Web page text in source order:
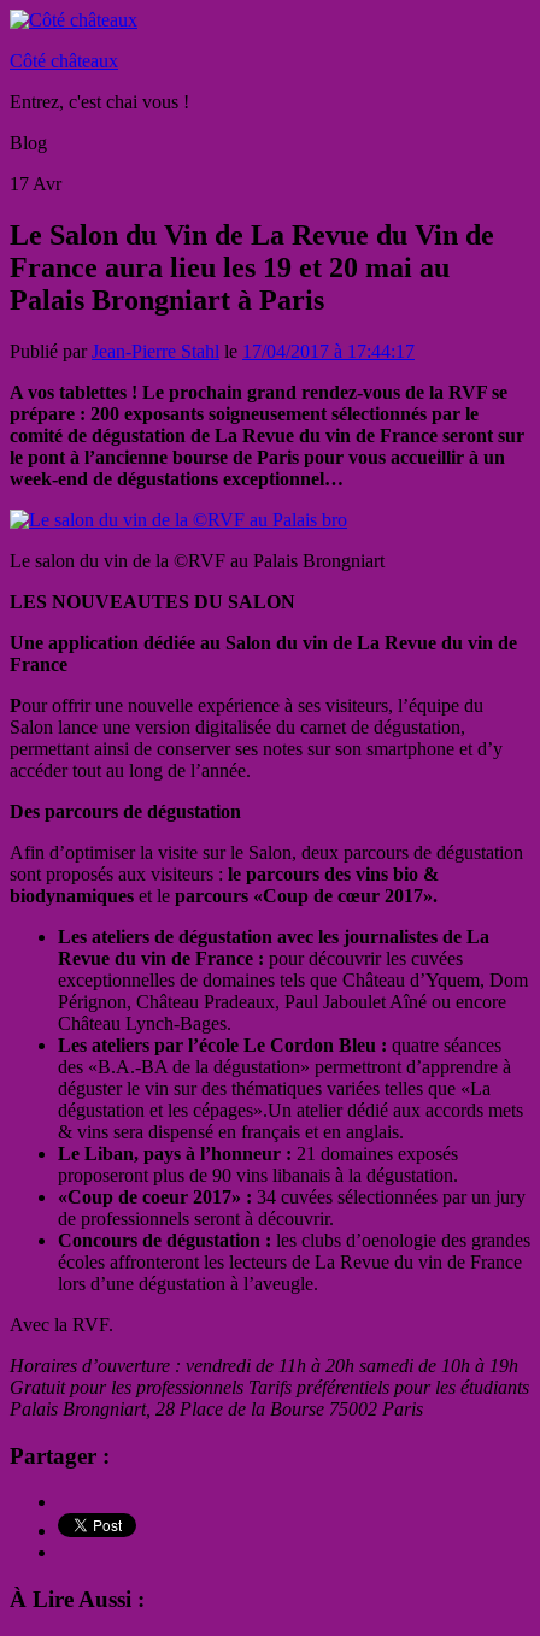
Côté châteaux
Entrez, c'est chai vous !
Blog
17 Avr
Le Salon du Vin de La Revue du Vin de
France aura lieu les 19 et 20 mai au
Palais Brongniart à Paris
Publié parJean-Pierre Stahl le 17/04/2017 à 17:44:17
A vos tablettes ! Le prochain grand rendez-vous de la RVF se
prépare : 200 exposants soigneusement sélectionnés par le
comité de dégustation de La Revue du vin de France seront sur
le pont à l’ancienne bourse de Paris pour vous accueillir à un
week-end de dégustations exceptionnel…
Le salon du vin de la ©RVF au Palais Brongniart
LES NOUVEAUTES DU SALON
Une application dédiée au Salon du vin de La Revue du vin de
France
Pour offrir une nouvelle expérience à ses visiteurs, l’équipe du
Salon lance une version digitalisée du carnet de dégustation,
permettant ainsi de conserver ses notes sur son smartphone et d’y
accéder tout au long de l’année.
Des parcours de dégustation
Afin d’optimiser la visite sur le Salon, deux parcours de dégustation
sont proposés aux visiteurs : le parcours des vins bio &
biodynamiques et le parcours «Coup de cœur 2017».
Les ateliers de dégustation avec les journalistes de La
Revue du vin de France : pour découvrir les cuvées
exceptionnelles de domaines tels que Château d’Yquem, Dom
Pérignon, Château Pradeaux, Paul Jaboulet Aîné ou encore
Château Lynch-Bages.
Les ateliers par l’école Le Cordon Bleu : quatre séances
des «B.A.-BA de la dégustation» permettront d’apprendre à
déguster le vin sur des thématiques variées telles que «La
dégustation et les cépages».Un atelier dédié aux accords mets
& vins sera dispensé en français et en anglais.
Le Liban, pays à l’honneur : 21 domaines exposés
proposeront plus de 90 vins libanais à la dégustation.
«Coup de coeur 2017» : 34 cuvées sélectionnées par un jury
de professionnels seront à découvrir.
Concours de dégustation : les clubs d’oenologie des grandes
écoles affronteront les lecteurs de La Revue du vin de France
lors d’une dégustation à l’aveugle.
Avec la RVF.
Horaires d’ouverture : vendredi de 11h à 20h samedi de 10h à 19h
Gratuit pour les professionnels Tarifs préférentiels pour les étudiants
Palais Brongniart, 28 Place de la Bourse 75002 Paris
Partager :
À Lire Aussi :